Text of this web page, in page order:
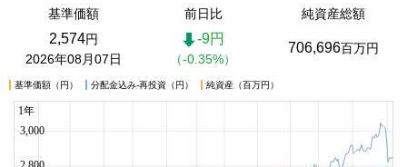
基準価額 前日比 純資産総額
2,574円
2026年08月07日
-9円
（-0.35%）
706,696百万円
基準価額（円） 分配金込み-再投資（円） 純資産（百万円）